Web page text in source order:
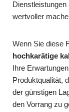
wertvoller
Wenn Sie diese
hochkarätige
Ihre
Produktqualität,
der günstigen
den Vorrang zu